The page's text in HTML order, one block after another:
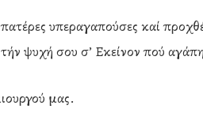
υπεραγαπούσες καί
ψυχή σου σ’ Εκείνον πού
μας.